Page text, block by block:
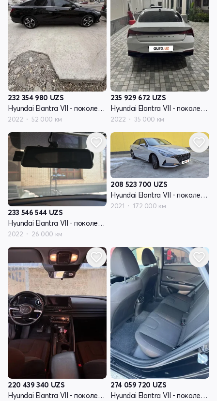
232 354 980 UZS
Hyundai Elantra VII - поколение (CN7)
2022 52 000 км
235 929 672 UZS
Hyundai Elantra VII - поколение (CN7)
2022 35 000 км
233 546 544 UZS
Hyundai Elantra VII - поколение (CN7)
2022 26 000 км
208 523 700 UZS
Hyundai Elantra VII - поколение (CN7)
2021 172 000 км
220 439 340 UZS
Hyundai Elantra VII - поколение (CN7)
274 059 720 UZS
Hyundai Elantra VII - поколение (CN7)